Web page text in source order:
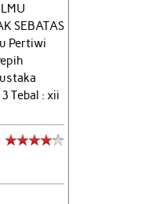
SEBATAS
Pertiwi
Tebal : xii